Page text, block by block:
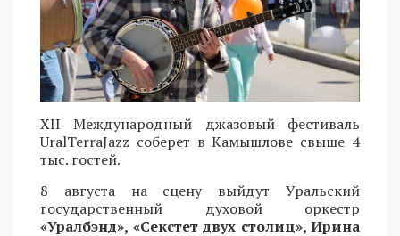
XII Международный джазовый фестиваль
UralTerraJazz соберет в Камышлове свыше 4
тыс. гостей.
8 августа на сцену выйдут Уральский
государственный духовой оркестр
«Уралбэнд», «Секстет двух столиц», Ирина